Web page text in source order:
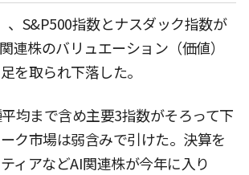
、S&P500指数とナスダック指数が
連株のバリュエーション（価値）
を取られ下落した。
均まで含め主要3指数がそろって下
ク市場は弱含みで引けた。決算を
ィアなどAI関連株が今年に入り